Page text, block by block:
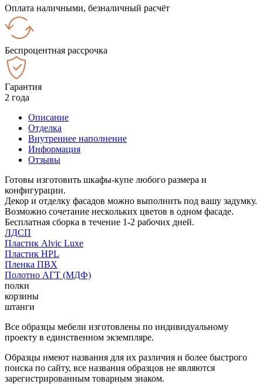
Оплата наличными, безналичный расчёт
Беспроцентная рассрочка
Гарантия
2 года
Описание
Отделка
Внутреннее наполнение
Информация
Отзывы
Готовы изготовить шкафы-купе любого размера и
конфигурации.
Декор и отделку фасадов можно выполнить под вашу задумку.
Возможно сочетание нескольких цветов в одном фасаде.
Бесплатная сборка в течение 1-2 рабочих дней.
ЛДСП
Пластик Alvic Luxe
Пластик HPL
Пленка ПВХ
Полотно АГТ (МДФ)
полки
корзины
штанги
Все образцы мебели изготовлены по индивидуальному
проекту в единственном экземпляре.
Образцы имеют названия для их различия и более быстрого
поиска по сайту, все названия образцов не являются
зарегистрированным товарным знаком.